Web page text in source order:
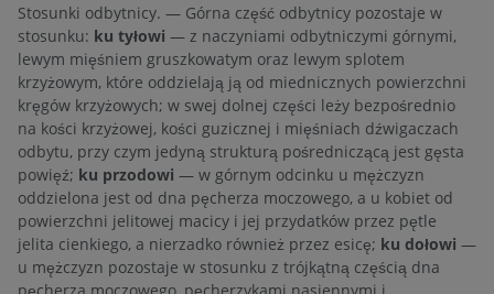
Stosunki odbytnicy. — Górna część odbytnicy pozostaje w
stosunku: ku tyłowi — z naczyniami odbytniczymi górnymi,
lewym mięśniem gruszkowatym oraz lewym splotem
krzyżowym, które oddzielają ją od miednicznych powierzchni
kręgów krzyżowych; w swej dolnej części leży bezpośrednio
na kości krzyżowej, kości guzicznej i mięśniach dźwigaczach
odbytu, przy czym jedyną strukturą pośredniczącą jest gęsta
powięź; ku przodowi — w górnym odcinku u mężczyzn
oddzielona jest od dna pęcherza moczowego, a u kobiet od
powierzchni jelitowej macicy i jej przydatków przez pętle
jelita cienkiego, a nierzadko również przez esicę; ku dołowi —
u mężczyzn pozostaje w stosunku z trójkątną częścią dna
pęcherza moczowego, pęcherzykami nasiennymi i